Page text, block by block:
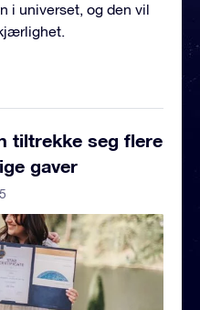
i universet, og den vil
tiltrekke seg flere
gaver